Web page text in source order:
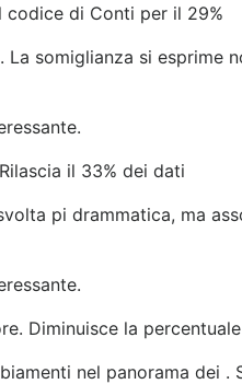
codice di Conti per il 29%
somiglianza si esprime
il 33% dei dati
pi drammatica, ma
Diminuisce la
nel panorama dei .